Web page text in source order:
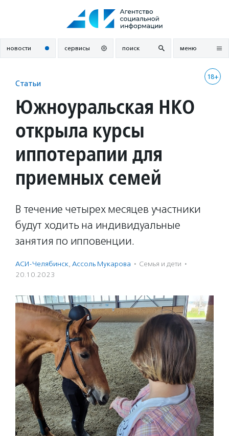
новости сервисы поиск меню
18+
Статьи
Южноуральская НКО
открыла курсы
иппотерапии для
приемных семей
В течение четырех месяцев участники
будут ходить на индивидуальные
занятия по ипповенции.
АСИ-Челябинск, Ассоль Мукарова · Семья и дети ·
20.10.2023